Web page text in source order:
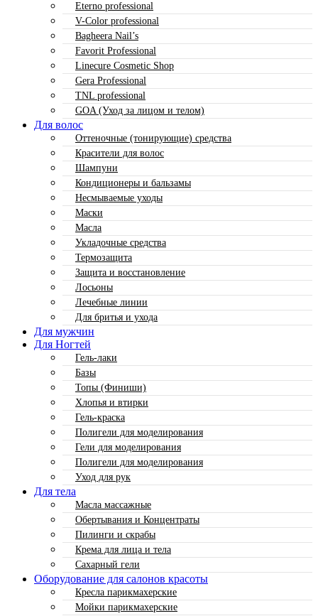
Eterno professional
V-Color professional
Bagheera Nail’s
Favorit Professional
Linecure Cosmetic Shop
Gera Professional
TNL professional
GOA (Уход за лицом и телом)
Для волос
Оттеночные (тонирующие) средства
Красители для волос
Шампуни
Кондиционеры и бальзамы
Несмываемые уходы
Маски
Масла
Укладочные средства
Термозащита
Защита и восстановление
Лосьоны
Лечебные линии
Для бритья и ухода
Для мужчин
Для Ногтей
Гель-лаки
Базы
Топы (Финиши)
Хлопья и втирки
Гель-краска
Полигели для моделирования
Гели для моделирования
Полигели для моделирования
Уход для рук
Для тела
Масла массажные
Обертывания и Концентраты
Пилинги и скрабы
Крема для лица и тела
Сахарный гели
Оборудование для салонов красоты
Кресла парикмахерские
Мойки парикмахерские